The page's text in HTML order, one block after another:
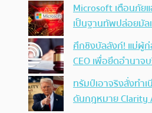
Microsoft เตือนภัย
เป็นฐานทัพปล่อยมัล
ศึกชิงบัลลังก์! แม่ผู้
CEO เพื่อยึดอำนาจ
ทรัมป์เอาจริง สั่งทำ
ดันกฎหมาย Clarity